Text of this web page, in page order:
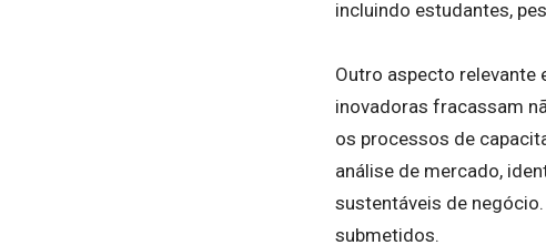
incluindo estudantes,
Outro aspecto relevante
inovadoras fracassam
os processos de
análise de mercado,
sustentáveis de
submetidos.